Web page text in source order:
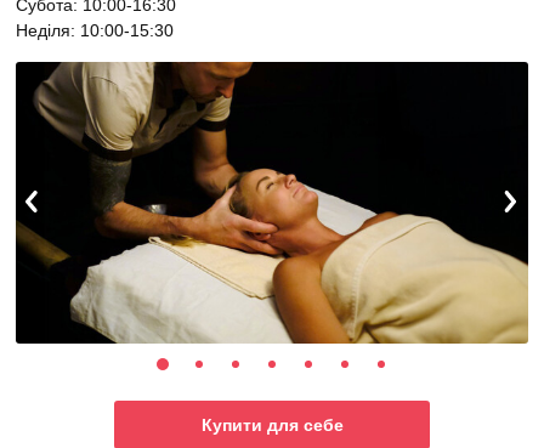
Субота: 10:00-16:30
Неділя: 10:00-15:30
Купити для себе